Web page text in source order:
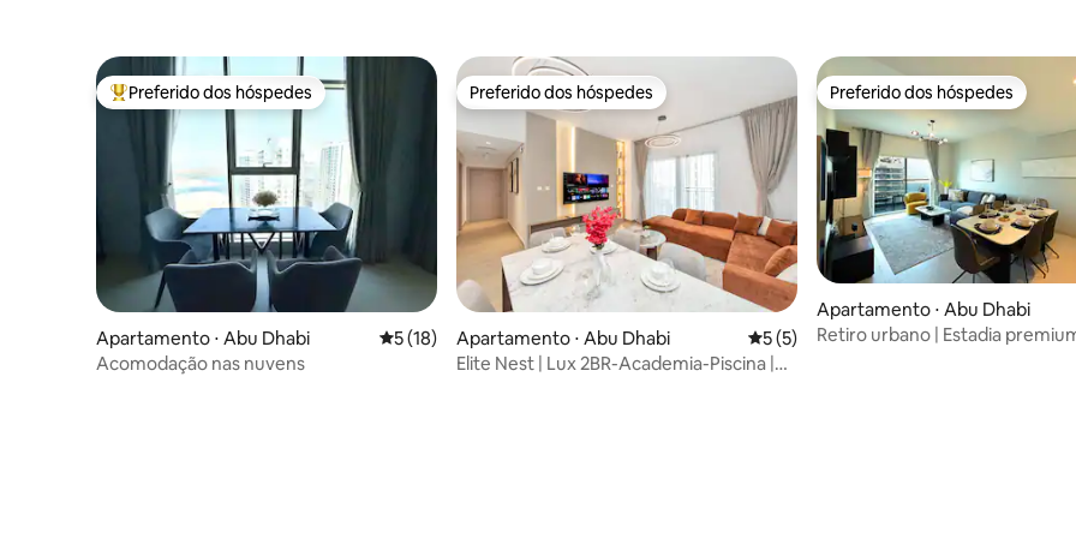
Entre os melhores preferidos dos hóspedes
Preferido dos hóspedes
Apartamento ⋅ Abu Dhabi 5 de uma avaliação média de 5, 18 avaliações
5 (18)
Acomodação nas nuvens
Preferido dos hóspedes
Preferido dos hóspedes
Apartamento ⋅ Abu Dhabi 5 de uma avaliação média de 5, 5
5 (5)
Elite Nest | Lux 2BR-Academia-Piscina |
Preferido dos hóspedes
Preferido dos hóspedes
Apartamento ⋅ Abu Dhabi
Retiro urbano | Estadia